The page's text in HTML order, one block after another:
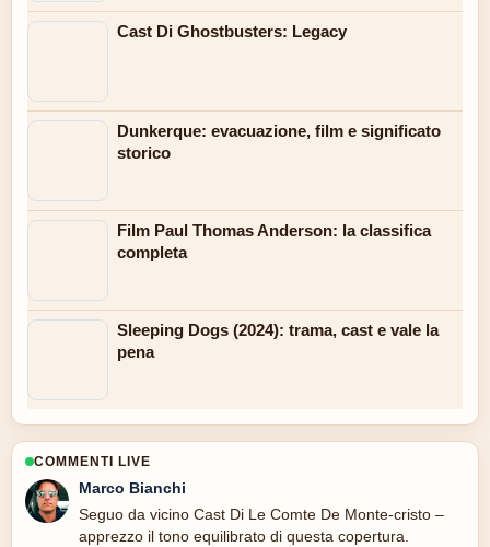
Cast Di Ghostbusters: Legacy
Dunkerque: evacuazione, film e significato
storico
Film Paul Thomas Anderson: la classifica
completa
Sleeping Dogs (2024): trama, cast e vale la
pena
COMMENTI LIVE
Marco Bianchi
Seguo da vicino Cast Di Le Comte De Monte-cristo –
apprezzo il tono equilibrato di questa copertura.